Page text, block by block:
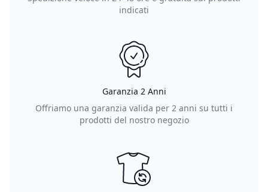
indicati
Garanzia 2 Anni
Offriamo una garanzia valida per 2 anni su tutti i
prodotti del nostro negozio